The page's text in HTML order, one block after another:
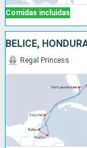
Comidas incluidas
Regal Princess